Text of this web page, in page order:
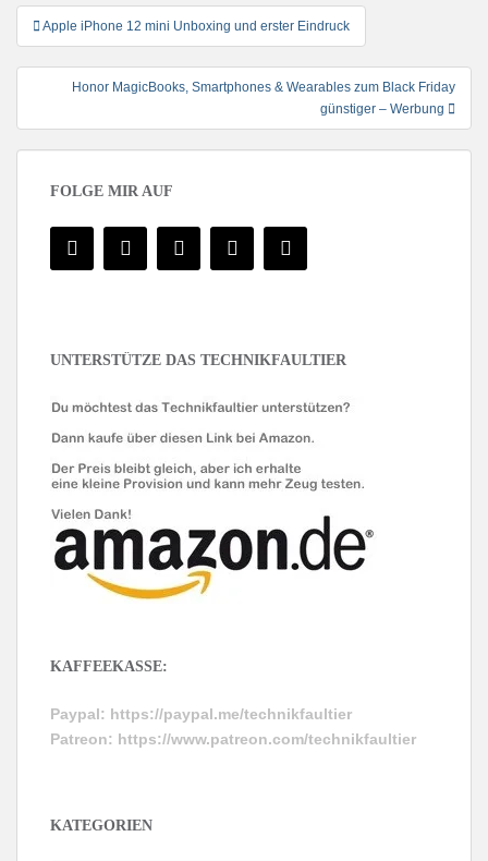
Beitragsnavigation
Apple iPhone 12 mini Unboxing und erster Eindruck
Honor MagicBooks, Smartphones & Wearables zum Black Friday
günstiger – Werbung
FOLGE MIR AUF
UNTERSTÜTZE DAS TECHNIKFAULTIER
KAFFEEKASSE:
Paypal: https://paypal.me/technikfaultier
Patreon: https://www.patreon.com/technikfaultier
KATEGORIEN